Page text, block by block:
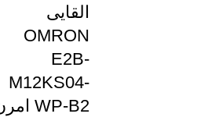
القایی
OMRON
E2B-
M12KS04-
WP-B2 امرن